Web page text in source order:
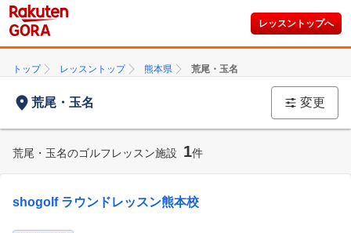
レッスントップへ
トップ レッスントップ 熊本県 荒尾・玉名
荒尾・玉名 変更
荒尾・玉名のゴルフレッスン施設 1件
shogolf ラウンドレッスン熊本校